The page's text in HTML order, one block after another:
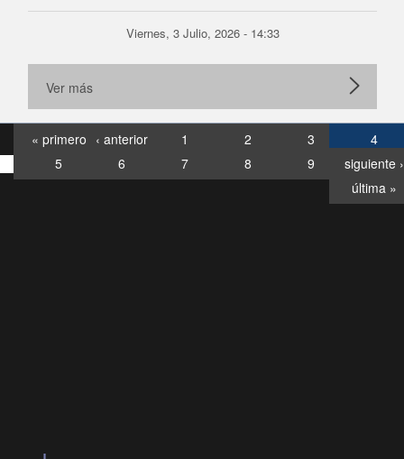
Viernes, 3 Julio, 2026 - 14:33
Ver más
« primero ‹ anterior 1 2 3
4
5
6 7 8 9
siguiente ›
última »